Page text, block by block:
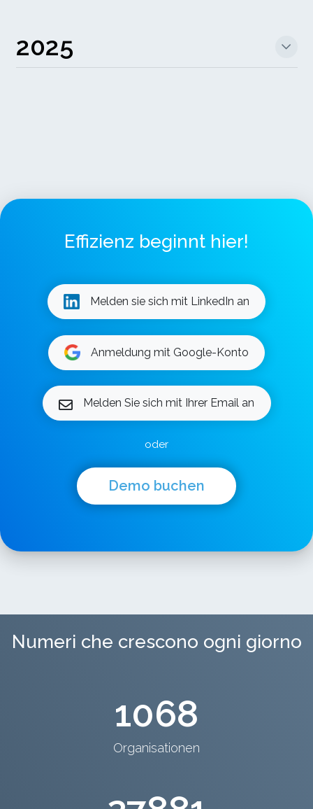
2025
Effizienz beginnt hier!
Melden sie sich mit LinkedIn an
Anmeldung mit Google-Konto
Melden Sie sich mit Ihrer Email an
oder
Demo buchen
Numeri che crescono ogni giorno
1068
Organisationen